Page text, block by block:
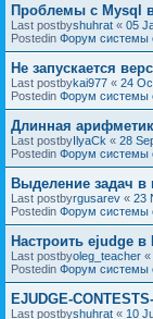
Проблемы с Mysql
Last postbyshuhrat « 05
Postedin Форум системы
Не запускается
Last postbykai977 « 24
Postedin Форум системы
Длинная
Last postbyIlyaCk « 28
Postedin Форум системы
Выделение задач в
Last postbyrgusarev « 23
Postedin Форум системы
Настроить ejudge в
Last postbyoleg_teacher «
Postedin Форум системы
EJUDGE-
Last postbyshuhrat « 10